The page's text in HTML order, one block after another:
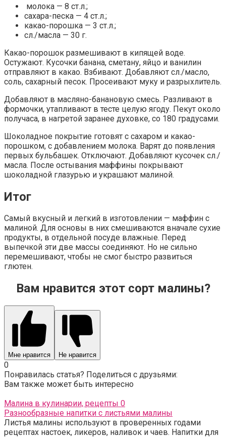
молока — 8 ст.л.;
сахара-песка — 4 ст.л.;
какао-порошка — 3 ст.л.;
сл./масла — 30 г.
Какао-порошок размешивают в кипящей воде.
Остужают. Кусочки банана, сметану, яйцо и ванилин
отправляют в какао. Взбивают. Добавляют сл./масло,
соль, сахарный песок. Просеивают муку и разрыхлитель.
Добавляют в масляно-банановую смесь. Разливают в
формочки, утапливают в тесте целую ягоду. Пекут около
получаса, в нагретой заранее духовке, со 180 градусами.
Шоколадное покрытие готовят с сахаром и какао-
порошком, с добавлением молока. Варят до появления
первых бульбашек. Отключают. Добавляют кусочек сл./
масла. После остывания маффины покрывают
шоколадной глазурью и украшают малиной.
Итог
Самый вкусный и легкий в изготовлении — маффин с
малиной. Для основы в них смешиваются вначале сухие
продукты, в отдельной посуде влажные. Перед
выпечкой эти две массы соединяют. Но не сильно
перемешивают, чтобы не смог быстро развиться
глютен.
Вам нравится этот сорт малины?
Мне нравится Не нравится
0
Понравилась статья? Поделиться с друзьями:
Вам также может быть интересно
Малина в кулинарии, рецепты 0
Разнообразные напитки с листьями малины
Листья малины используют в проверенных годами
рецептах настоек, ликеров, наливок и чаев. Напитки для